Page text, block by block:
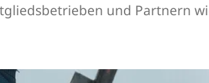
und Partnern